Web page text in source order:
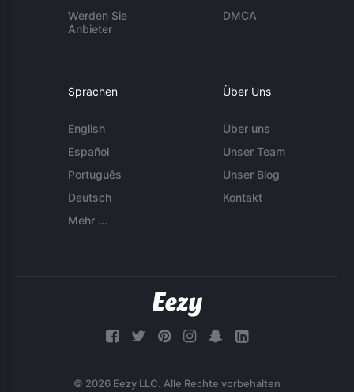
Werden Sie
Anbieter
DMCA
Sprachen
English
Español
Português
Deutsch
Mehr ...
Über Uns
Über uns
Unser Team
Unser Blog
Kontakt
© 2026 Eezy LLC. Alle Rechte vorbehalten